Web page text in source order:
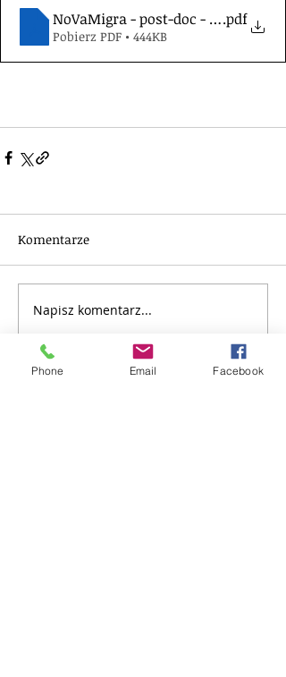
NoVaMigra - post-doc - call.pdf
Pobierz PDF • 444KB
Komentarze
Napisz komentarz...
Phone Email Facebook